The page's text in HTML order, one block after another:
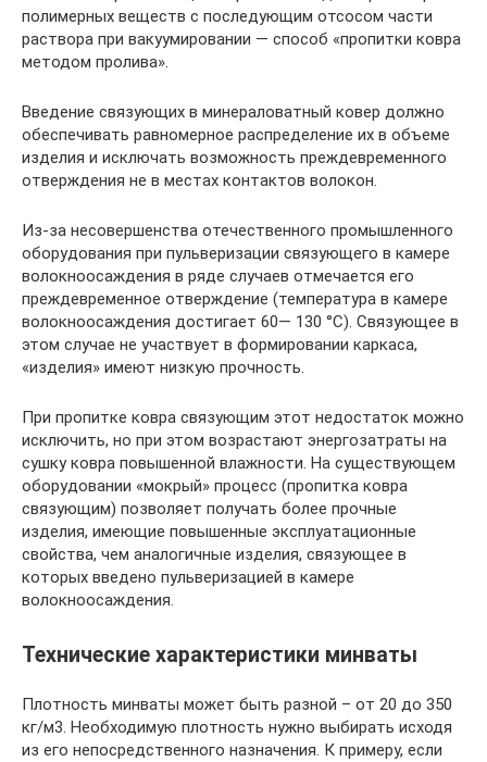
полимерных веществ с последующим отсосом части
раствора при вакуумировании — способ «пропитки ковра
методом пролива».
Введение связующих в минераловатный ковер должно
обеспечивать равномерное распределение их в объеме
изделия и исключать возможность преждевременного
отверждения не в местах контактов волокон.
Из-за несовершенства отечественного промышленного
оборудования при пульверизации связующего в камере
волокноосаждения в ряде случаев отмечается его
преждевременное отверждение (температура в камере
волокноосаждения достигает 60— 130 °С). Связующее в
этом случае не участвует в формировании каркаса,
«изделия» имеют низкую прочность.
При пропитке ковра связующим этот недостаток можно
исключить, но при этом возрастают энергозатраты на
сушку ковра повышенной влажности. На существующем
оборудовании «мокрый» процесс (пропитка ковра
связующим) позволяет получать более прочные
изделия, имеющие повышенные эксплуатационные
свойства, чем аналогичные изделия, связующее в
которых введено пульверизацией в камере
волокноосаждения.
Технические характеристики минваты
Плотность минваты может быть разной – от 20 до 350
кг/м3. Необходимую плотность нужно выбирать исходя
из его непосредственного назначения. К примеру, если